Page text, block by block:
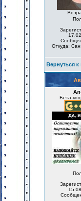
Откуда:
Вернуться к
Бета-